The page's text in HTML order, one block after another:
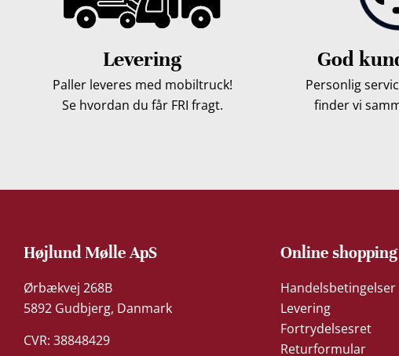
Levering
Paller leveres med mobiltruck!
Se hvordan du får FRI fragt.
God
Personlig
finder vi
Højlund Mølle ApS
Ørbækvej 268B
5892 Gudbjerg, Danmark
CVR: 38848429
Online shopping
Handelsbetingelser
Levering
Fortrydelsesret
Returformular